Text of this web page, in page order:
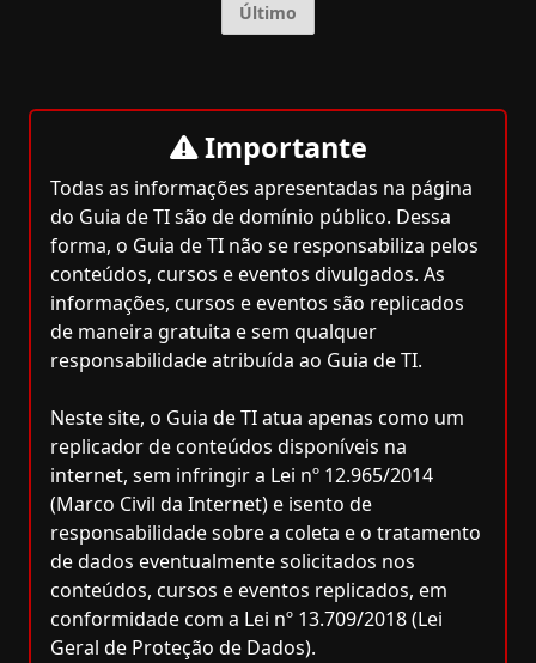
Último
Importante
Todas as informações apresentadas na página
do Guia de TI são de domínio público. Dessa
forma, o Guia de TI não se responsabiliza pelos
conteúdos, cursos e eventos divulgados. As
informações, cursos e eventos são replicados
de maneira gratuita e sem qualquer
responsabilidade atribuída ao Guia de TI.
Neste site, o Guia de TI atua apenas como um
replicador de conteúdos disponíveis na
internet, sem infringir a Lei nº 12.965/2014
(Marco Civil da Internet) e isento de
responsabilidade sobre a coleta e o tratamento
de dados eventualmente solicitados nos
conteúdos, cursos e eventos replicados, em
conformidade com a Lei nº 13.709/2018 (Lei
Geral de Proteção de Dados).